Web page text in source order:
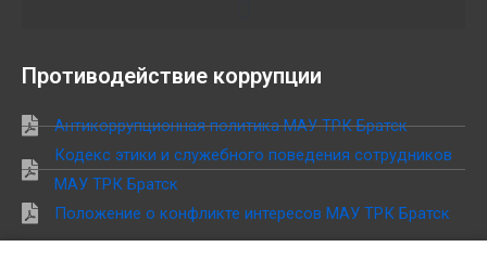
Противодействие коррупции
Антикоррупционная политика МАУ ТРК Братск
Кодекс этики и служебного поведения сотрудников
МАУ ТРК Братск
Положение о конфликте интересов МАУ ТРК Братск